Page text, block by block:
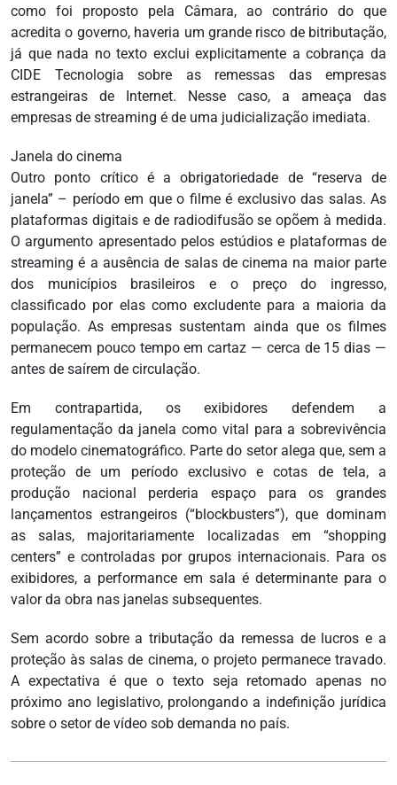
como foi proposto pela Câmara, ao contrário do que
acredita o governo, haveria um grande risco de bitributação,
já que nada no texto exclui explicitamente a cobrança da
CIDE Tecnologia sobre as remessas das empresas
estrangeiras de Internet. Nesse caso, a ameaça das
empresas de streaming é de uma judicialização imediata.
Janela do cinema
Outro ponto crítico é a obrigatoriedade de “reserva de
janela” – período em que o filme é exclusivo das salas. As
plataformas digitais e de radiodifusão se opõem à medida.
O argumento apresentado pelos estúdios e plataformas de
streaming é a ausência de salas de cinema na maior parte
dos municípios brasileiros e o preço do ingresso,
classificado por elas como excludente para a maioria da
população. As empresas sustentam ainda que os filmes
permanecem pouco tempo em cartaz — cerca de 15 dias —
antes de saírem de circulação.
Em contrapartida, os exibidores defendem a
regulamentação da janela como vital para a sobrevivência
do modelo cinematográfico. Parte do setor alega que, sem a
proteção de um período exclusivo e cotas de tela, a
produção nacional perderia espaço para os grandes
lançamentos estrangeiros (“blockbusters”), que dominam
as salas, majoritariamente localizadas em “shopping
centers” e controladas por grupos internacionais. Para os
exibidores, a performance em sala é determinante para o
valor da obra nas janelas subsequentes.
Sem acordo sobre a tributação da remessa de lucros e a
proteção às salas de cinema, o projeto permanece travado.
A expectativa é que o texto seja retomado apenas no
próximo ano legislativo, prolongando a indefinição jurídica
sobre o setor de vídeo sob demanda no país.